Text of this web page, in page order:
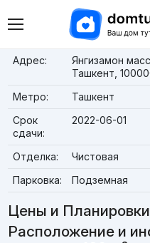
Адрес:
Янгизамон
Ташкент,
Метро:
Ташкент
Срок
сдачи:
2022-06-01
Отделка:
Чистовая
Парковка:
Подземная
Цены и
Расположение и